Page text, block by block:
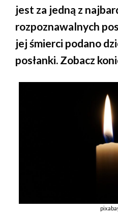
jest za jedną z
rozpoznawalnych
jej śmierci podano
posłanki. Zobacz